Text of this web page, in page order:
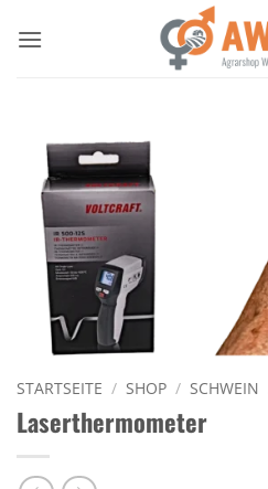
Inhalt
STARTSEITE / SHOP / SCHWEIN
Laserthermometer